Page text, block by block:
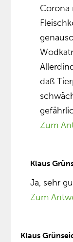
Corona
daß
Zum
Klaus
Ja, sehr
Zum
Klaus